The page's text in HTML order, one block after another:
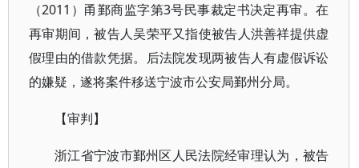
（2011）甬鄞商监字第3号民事裁定书决定再审。在
再审期间，被告人吴荣平又指使被告人洪善祥提供虚
假理由的借款凭据。后法院发现两被告人有虚假诉讼
的嫌疑，遂将案件移送宁波市公安局鄞州分局。
【审判】
浙江省宁波市鄞州区人民法院经审理认为，被告